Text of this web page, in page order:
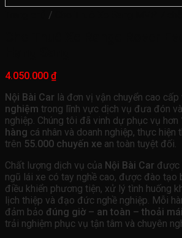
/
4.050.000 ₫
Nội Bài Car là đơn vị vận chuyển cao cấp
nghiệm trong lĩnh vực dịch vụ đưa đón
nghiệp. Chúng tôi đã vinh dự phục vụ hơn
hàng cá nhân và doanh nghiệp, thực hiện
trên 55.000 chuyến xe an toàn tuyệt đối.
Chất lượng dịch vụ của Nội Bài Car được
ngũ lái xe có tay nghề cao, được đào tạo
điều khiển phương tiện, xử lý tình huống
lịch thiệp và đạo đức nghề nghiệp. Mỗi
đảm bảo đúng giờ – an toàn – thoải mái
trải nghiệm phục vụ tận tâm và chuyên